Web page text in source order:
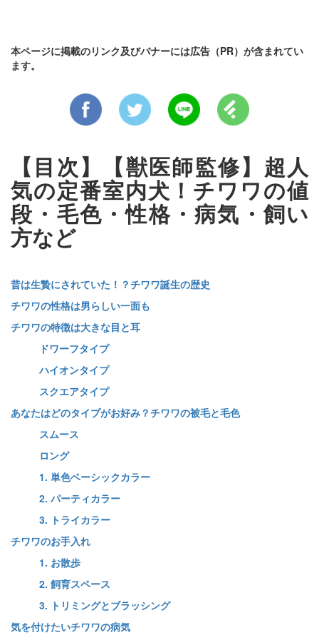
本ページに掲載のリンク及びバナーには広告（PR）が含まれてい
ます。
【目次】【獣医師監修】超人
気の定番室内犬！チワワの値
段・毛色・性格・病気・飼い
方など
昔は生贄にされていた！？チワワ誕生の歴史
チワワの性格は男らしい一面も
チワワの特徴は大きな目と耳
ドワーフタイプ
ハイオンタイプ
スクエアタイプ
あなたはどのタイプがお好み？チワワの被毛と毛色
スムース
ロング
1. 単色ベーシックカラー
2. パーティカラー
3. トライカラー
チワワのお手入れ
1. お散歩
2. 飼育スペース
3. トリミングとブラッシング
気を付けたいチワワの病気